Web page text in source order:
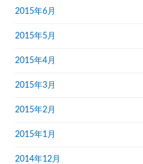
2015年6月
2015年5月
2015年4月
2015年3月
2015年2月
2015年1月
2014年12月